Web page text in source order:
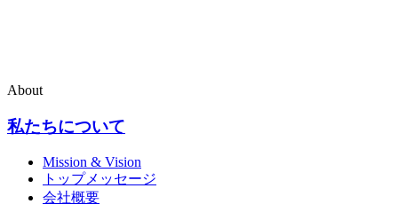
About
私たちについて
Mission & Vision
トップメッセージ
会社概要